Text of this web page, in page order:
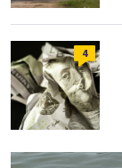
4